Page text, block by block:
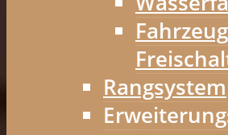
Fahrzeug
Rangsystem